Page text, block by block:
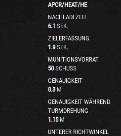
APCR/HEAT/HE
NACHLADEZEIT
6.1 SEK.
ZIELERFASSUNG
1.9 SEK.
MUNITIONSVORRAT
50 SCHUSS
GENAUIGKEIT
0.3 M
GENAUIGKEIT WÄHREND
TURMDREHUNG
1.15 M
UNTERER RICHTWINKEL